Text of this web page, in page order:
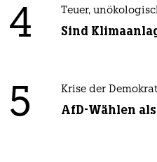
4 Teuer,
Sind
5 Krise der
AfD-Wählen